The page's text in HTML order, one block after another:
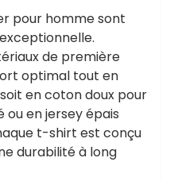
pour homme sont
de première
optimal tout en
en coton doux pour
en jersey épais
t-shirt est conçu
durabilité à long